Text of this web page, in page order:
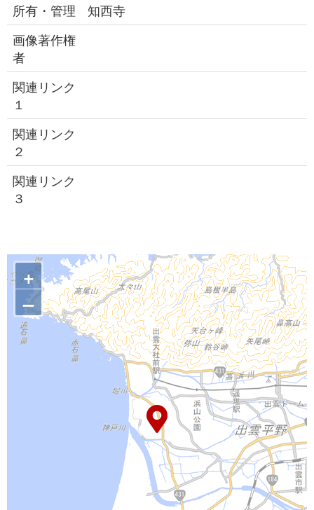
所有・管理
知西寺
画像著作権
者
関連リンク
１
関連リンク
２
関連リンク
３
+
–